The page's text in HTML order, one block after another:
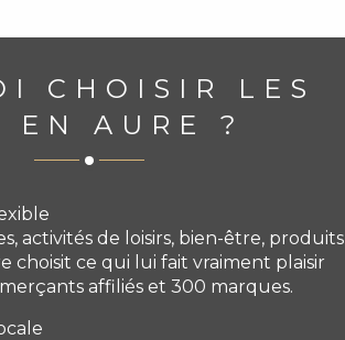
CHOISIR LES
EN AURE ?
activités de loisirs, bien-être, produits
choisit ce qui lui fait vraiment plaisir
affiliés et 300 marques.